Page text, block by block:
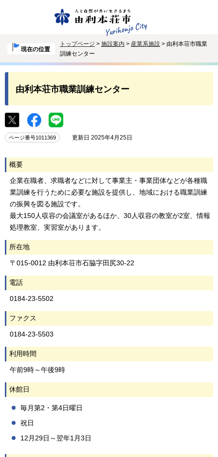
現在の位置
トップページ > 施設案内 > 産業系施設 > 由利本荘市職業
訓練センター
由利本荘市職業訓練センター
ページ番号1011369 更新日 2025年4月25日
概要
企業在職者、求職者などに対して事業主・事業団体などが各種職
業訓練を行うために必要な施設を提供し、地域における職業訓練
の振興を図る施設です。
最大150人収容の会議室があるほか、30人収容の教室が2室、情報
処理教室、実習室があります。
所在地
〒015-0012 由利本荘市石脇字田尻30-22
電話
0184-23-5502
ファクス
0184-23-5503
利用時間
午前9時～午後9時
休館日
毎月第2・第4日曜日
祝日
12月29日～翌年1月3日